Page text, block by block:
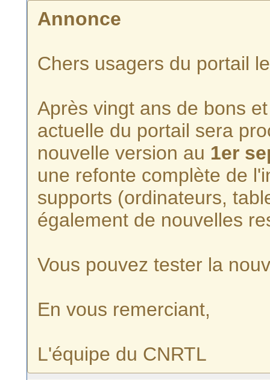
Annonce
Chers usagers du portail
Après vingt ans de bons
actuelle du portail sera
nouvelle version au 1er
une refonte complète de
supports (ordinateurs,
également de nouvelles
Vous pouvez tester la
En vous remerciant,
L'équipe du CNRTL